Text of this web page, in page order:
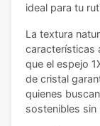
ideal para tu
La textura
características
que el espejo
de cristal
quienes buscan
sostenibles sin